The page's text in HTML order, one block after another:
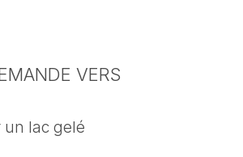
VERS
un lac gelé